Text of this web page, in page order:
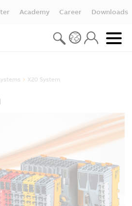
Academy Career Downloads
X20 System